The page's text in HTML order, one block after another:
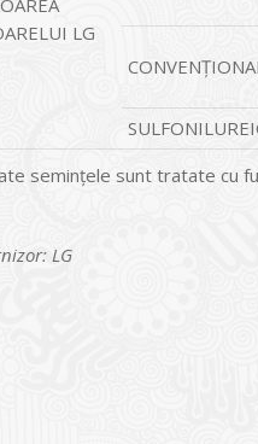
LG
CONVENŢIONAL
seminţele sunt tratate cu
LG